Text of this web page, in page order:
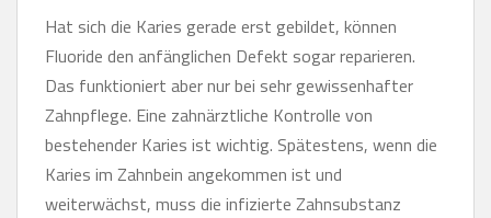
Hat sich die Karies gerade erst gebildet, können
Fluoride den anfänglichen Defekt sogar reparieren.
Das funktioniert aber nur bei sehr gewissenhafter
Zahnpflege. Eine zahnärztliche Kontrolle von
bestehender Karies ist wichtig. Spätestens, wenn die
Karies im Zahnbein angekommen ist und
weiterwächst, muss die infizierte Zahnsubstanz